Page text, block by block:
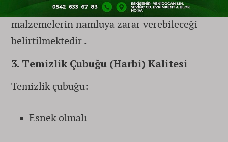
Uzman kaynaklarda, çelik gibi sert
malzemelerin namluya zarar verebileceği
belirtilmektedir .
3. Temizlik Çubuğu (Harbi) Kalitesi
Temizlik çubuğu:
Esnek olmalı